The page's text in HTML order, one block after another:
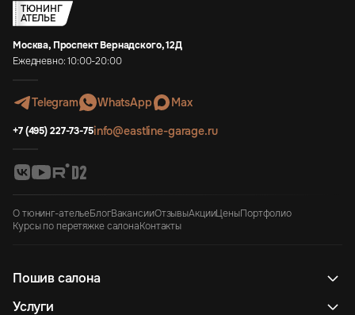
ТЮНИНГ
АТЕЛЬЕ
Москва, Проспект Вернадского, 12Д
Ежедневно: 10:00-20:00
Telegram WhatsApp Max
+7 (495) 227-73-75info@eastline-garage.ru
О тюнинг-ательеБлогВакансииОтзывыАкцииЦеныПортфолио
Курсы по перетяжке салонаКонтакты
Пошив салона
Услуги